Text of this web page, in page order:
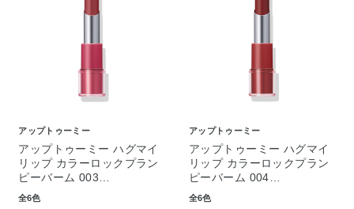
アップトゥーミー
アップトゥーミー ハグマイ
リップ カラーロックプラン
ピーバーム 003…
全6色
アップトゥーミー
アップトゥーミー ハグマイ
リップ カラーロックプラン
ピーバーム 004…
全6色